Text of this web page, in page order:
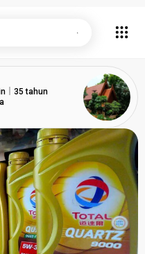
｜35 tahun